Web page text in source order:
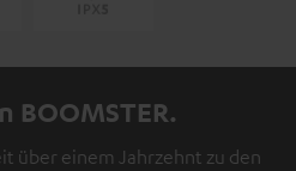
BOOMSTER.
über einem Jahrzehnt zu den